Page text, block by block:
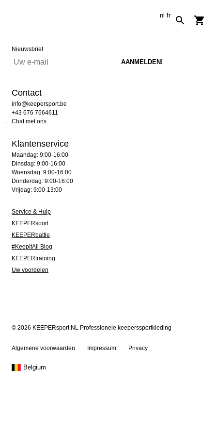
nl fr
Nieuwsbrief
Contact
info@keepersport.be
+43 676 7664611
Chat met ons
Klantenservice
Maandag: 9:00-16:00
Dinsdag: 9:00-16:00
Woensdag: 9:00-16:00
Donderdag: 9:00-16:00
Vrijdag: 9:00-13:00
Service & Hulp
KEEPERsport
KEEPERbattle
#KeepItAll Blog
KEEPERtraining
Uw voordelen
© 2026 KEEPERsport NL Professionele keeperssportkleding
Algemene voorwaarden Impressum Privacy
Belgium